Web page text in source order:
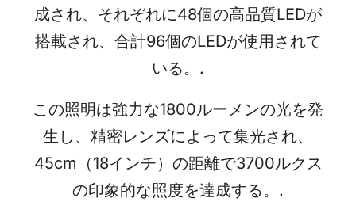
成され、それぞれに48個の高品質LEDが
搭載され、合計96個のLEDが使用されて
いる。.
この照明は強力な1800ルーメンの光を発
生し、精密レンズによって集光され、
45cm（18インチ）の距離で3700ルクス
の印象的な照度を達成する。.